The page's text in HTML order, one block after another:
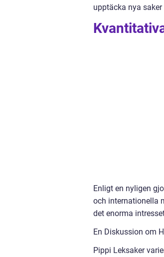
upptäcka nya
Enligt en nyligen
och internationella
det enorma
En Diskussion om
Pippi Leksaker